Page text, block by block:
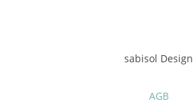
sabisol Design
AGB